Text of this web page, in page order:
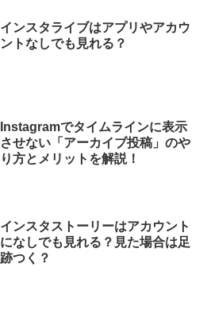
インスタライブはアプリやアカウ
ントなしでも見れる？
Instagramでタイムラインに表示
させない「アーカイブ投稿」のや
り方とメリットを解説！
インスタストーリーはアカウント
になしでも見れる？見た場合は足
跡つく？